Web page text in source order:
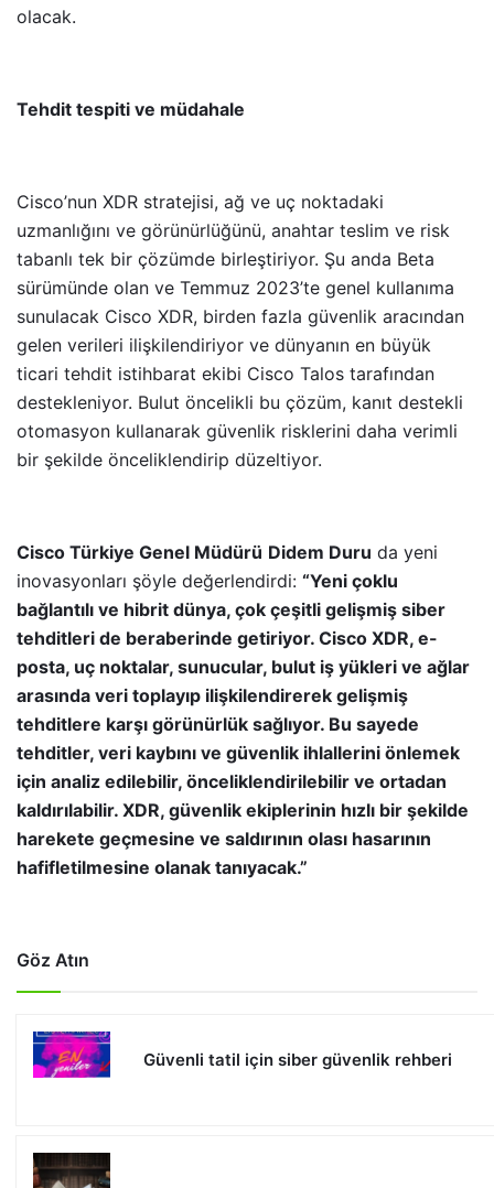
olacak.
Tehdit tespiti ve müdahale
Cisco’nun XDR stratejisi, ağ ve uç noktadaki
uzmanlığını ve görünürlüğünü, anahtar teslim ve risk
tabanlı tek bir çözümde birleştiriyor. Şu anda Beta
sürümünde olan ve Temmuz 2023’te genel kullanıma
sunulacak Cisco XDR, birden fazla güvenlik aracından
gelen verileri ilişkilendiriyor ve dünyanın en büyük
ticari tehdit istihbarat ekibi Cisco Talos tarafından
destekleniyor. Bulut öncelikli bu çözüm, kanıt destekli
otomasyon kullanarak güvenlik risklerini daha verimli
bir şekilde önceliklendirip düzeltiyor.
Cisco Türkiye Genel Müdürü Didem Duru da yeni
inovasyonları şöyle değerlendirdi: “Yeni çoklu
bağlantılı ve hibrit dünya, çok çeşitli gelişmiş siber
tehditleri de beraberinde getiriyor. Cisco XDR, e-
posta, uç noktalar, sunucular, bulut iş yükleri ve ağlar
arasında veri toplayıp ilişkilendirerek gelişmiş
tehditlere karşı görünürlük sağlıyor. Bu sayede
tehditler, veri kaybını ve güvenlik ihlallerini önlemek
için analiz edilebilir, önceliklendirilebilir ve ortadan
kaldırılabilir. XDR, güvenlik ekiplerinin hızlı bir şekilde
harekete geçmesine ve saldırının olası hasarının
hafifletilmesine olanak tanıyacak.”
Göz Atın
Güvenli tatil için siber güvenlik rehberi